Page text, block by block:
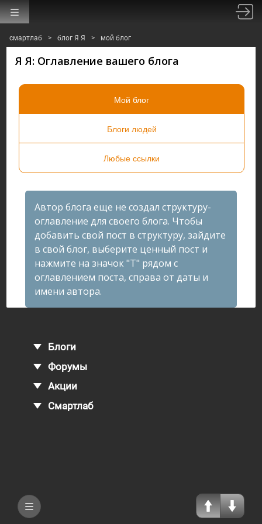
смартлаб > блог Я Я > мой блог
Я Я: Оглавление вашего блога
Мой блог
Блоги людей
Любые ссылки
Автор блога еще не создал структуру-
оглавление для своего блога. Чтобы
добавить свой пост в структуру, зайдите
в свой блог, выберите ценный пост и
нажмите на значок "T" рядом с
оглавлением поста, справа от даты и
имени автора.
Блоги
Форумы
Акции
Смартлаб